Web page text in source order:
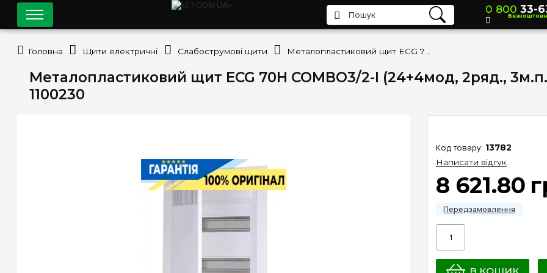
Металопластиковий щит ECG 70Н COMBO3/2-I (24+4мод, 2ряд.,
1100230
13782
Написати відгук
8 621.80
В КОШИК
0 800 33-
Головна Щити електричні Слабострумові щити